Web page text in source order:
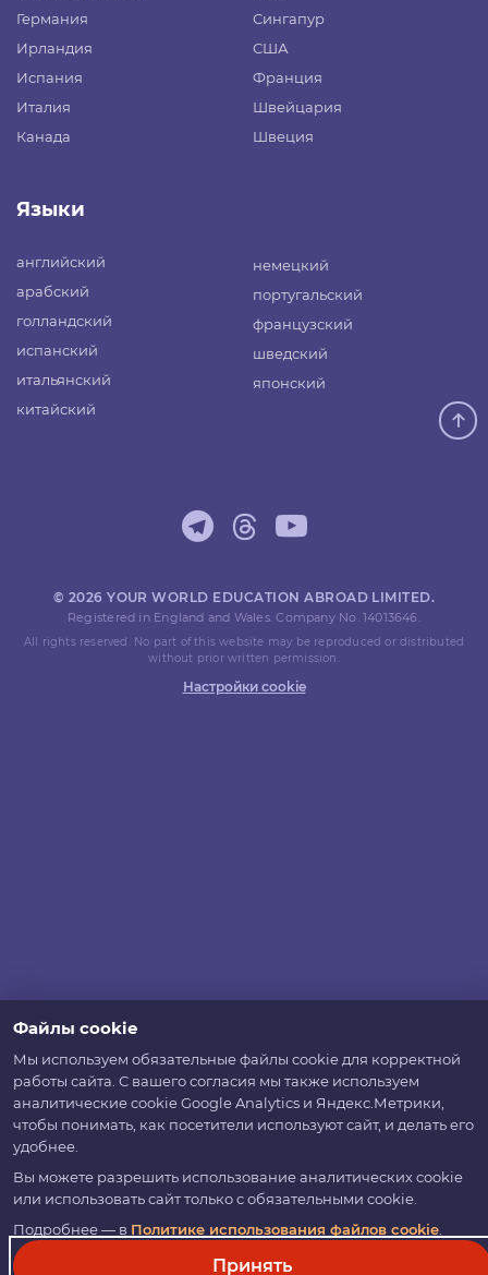
Германия
Ирландия
Испания
Италия
Канада
Сингапур
США
Франция
Швейцария
Швеция
Языки
английский
арабский
голландский
испанский
итальянский
китайский
немецкий
португальский
французский
шведский
японский
© 2026 YOUR WORLD EDUCATION ABROAD LIMITED.
Registered in England and Wales. Company No. 14013646.
All rights reserved. No part of this website may be reproduced or distributed
without prior written permission.
Настройки cookie
Файлы cookie
Мы используем обязательные файлы cookie для корректной
работы сайта. С вашего согласия мы также используем
аналитические cookie Google Analytics и Яндекс.Метрики,
чтобы понимать, как посетители используют сайт, и делать его
удобнее.
Вы можете разрешить использование аналитических cookie
или использовать сайт только с обязательными cookie.
Подробнее — в Политике использования файлов cookie
Принять